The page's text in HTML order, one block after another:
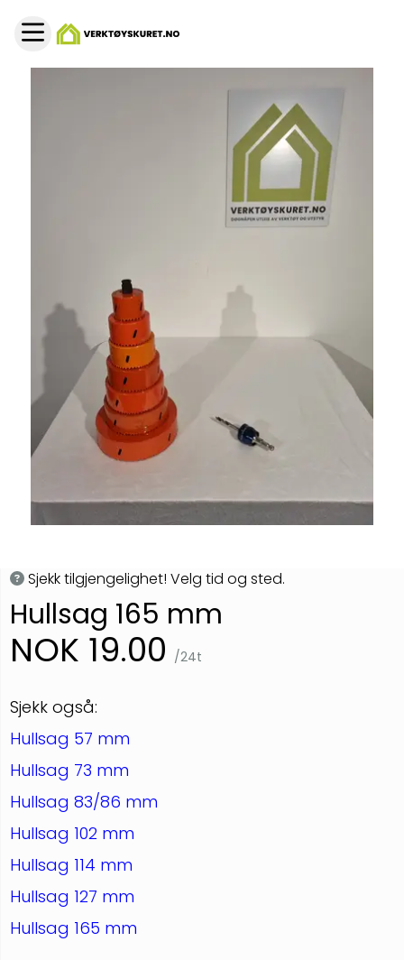
Sjekk tilgjengelighet! Velg tid og sted.
Hullsag 165 mm
NOK 19.00 /24t
Sjekk også:
Hullsag 57 mm
Hullsag 73 mm
Hullsag 83/86 mm
Hullsag 102 mm
Hullsag 114 mm
Hullsag 127 mm
Hullsag 165 mm